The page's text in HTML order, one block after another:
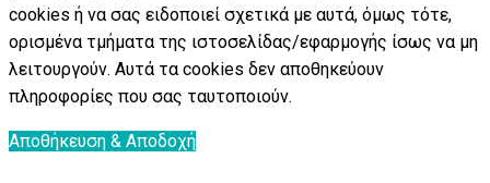
cookies ή να σας ειδοποιεί σχετικά με αυτά, όμως τότε,
ορισμένα τμήματα της ιστοσελίδας/εφαρμογής ίσως να μη
λειτουργούν. Αυτά τα cookies δεν αποθηκεύουν
πληροφορίες που σας ταυτοποιούν.
Αποθήκευση & Αποδοχή